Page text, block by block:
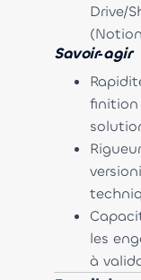
Drive/
Savoir‑agir
les
à